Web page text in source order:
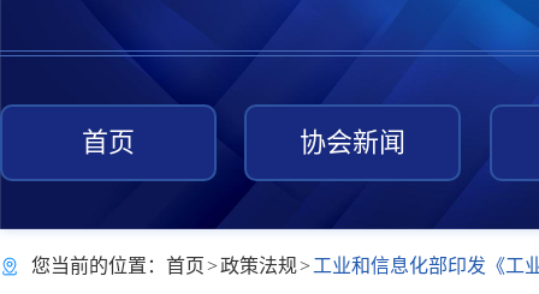
首页 协会新闻
您当前的位置： 首页>政策法规>工业和信息化部印发《工